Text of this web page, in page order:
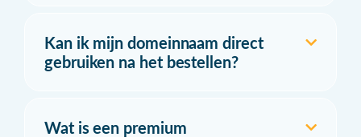
Kan ik mijn domeinnaam direct
gebruiken na het bestellen?
Wat is een premium